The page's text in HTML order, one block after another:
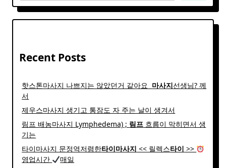
Recent Posts
핫스톤마사지 나쁘지는 않았던거 같아요 ​ 마사지선생님? 께
서
제우스마사지 생기고 통잠도 자 주는 날이 생겨서
림프 배농마사지 Lymphedema) ; 림프 흐름이 막히면서 생
기는
타이마사지 문정역저렴한타이마사지 << 릴렉스타이 >>
영업시간
매일